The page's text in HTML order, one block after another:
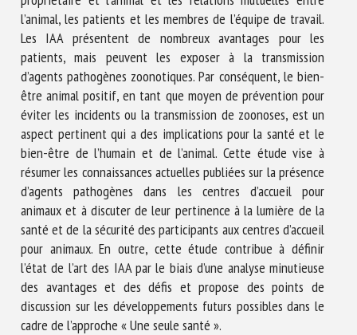
l’animal, les patients et les membres de l’équipe de travail.
Les IAA présentent de nombreux avantages pour les
patients, mais peuvent les exposer à la transmission
d’agents pathogènes zoonotiques. Par conséquent, le bien-
être animal positif, en tant que moyen de prévention pour
éviter les incidents ou la transmission de zoonoses, est un
aspect pertinent qui a des implications pour la santé et le
bien-être de l’humain et de l’animal. Cette étude vise à
résumer les connaissances actuelles publiées sur la présence
d’agents pathogènes dans les centres d’accueil pour
animaux et à discuter de leur pertinence à la lumière de la
santé et de la sécurité des participants aux centres d’accueil
pour animaux. En outre, cette étude contribue à définir
l’état de l’art des IAA par le biais d’une analyse minutieuse
des avantages et des défis et propose des points de
discussion sur les développements futurs possibles dans le
cadre de l’approche « Une seule santé ».